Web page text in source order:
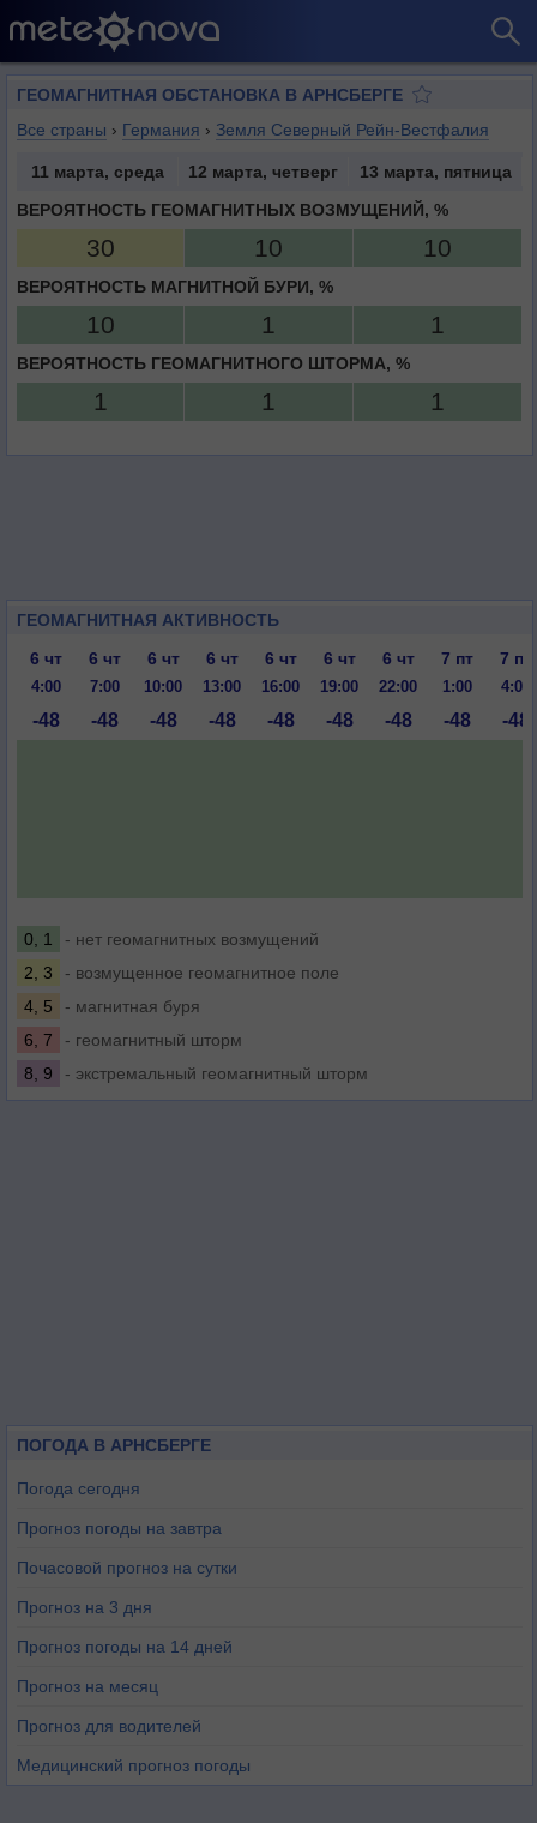
ГЕОМАГНИТНАЯ ОБСТАНОВКА В АРНСБЕРГЕ
Все страны › Германия › Земля Северный Рейн-Вестфалия
11 марта, среда 12 марта, четверг
13 марта, пятница
ВЕРОЯТНОСТЬ ГЕОМАГНИТНЫХ ВОЗМУЩЕНИЙ, %
30 10 10
ВЕРОЯТНОСТЬ МАГНИТНОЙ БУРИ, %
10 1 1
ВЕРОЯТНОСТЬ ГЕОМАГНИТНОГО ШТОРМА, %
1 1 1
ГЕОМАГНИТНАЯ АКТИВНОСТЬ
6 чт
6 чт 6 чт 6 чт 6 чт 6 чт 6 чт 7 пт 7 пт
4:00 7:00 10:00 13:00 16:00 19:00 22:00 1:00 4:00
-48 -48 -48 -48 -48 -48 -48 -48 -48
0, 1
- нет геомагнитных возмущений
2, 3
- возмущенное геомагнитное поле
4, 5
- магнитная буря
6, 7
- геомагнитный шторм
8, 9
- экстремальный геомагнитный шторм
ПОГОДА В АРНСБЕРГЕ
Погода сегодня
Прогноз погоды на завтра
Почасовой прогноз на сутки
Прогноз на 3 дня
Прогноз погоды на 14 дней
Прогноз на месяц
Прогноз для водителей
Медицинский прогноз погоды